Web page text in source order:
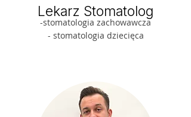
Lekarz Stomatolog
-stomatologia zachowawcza
- stomatologia dziecięca